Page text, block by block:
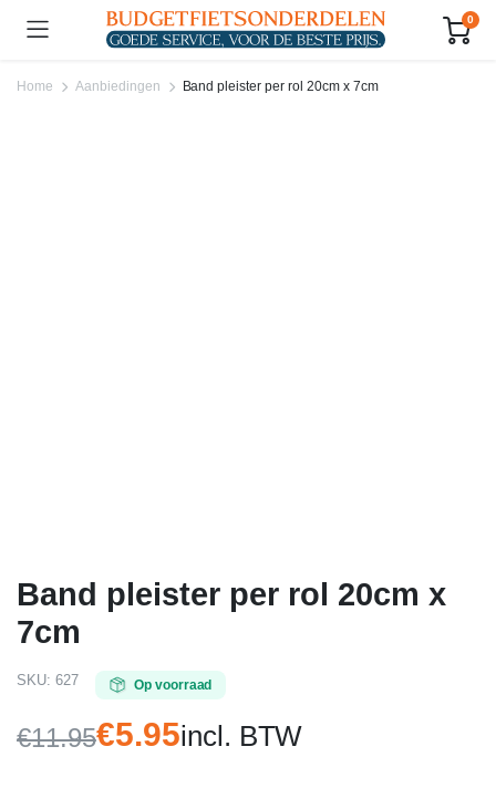
0
Home Aanbiedingen Band pleister per rol 20cm x 7cm
Band pleister per rol 20cm x
7cm
SKU: 627 Op voorraad
€11.95€5.95incl. BTW